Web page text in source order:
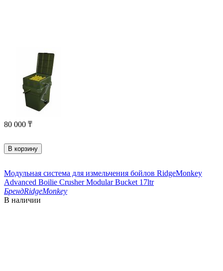
80 000 ₸
В корзину
Модульная система для измельчения бойлов RidgeMonkey
Advanced Boilie Crusher Modular Bucket 17ltr
БрендRidgeMonkey
В наличии